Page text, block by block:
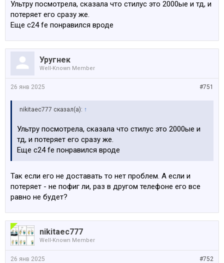
Ультру посмотрела, сказала что стилус это 2000ые и тд, и
потеряет его сразу же.
Еще с24 fe понравился вроде
Уругнек
Well-Known Member
#751
26 янв 2025
nikitaec777 сказал(а): ↑
Ультру посмотрела, сказала что стилус это 2000ые и
тд, и потеряет его сразу же.
Еще с24 fe понравился вроде
Так если его не доставать то нет проблем. А если и
потеряет - не пофиг ли, раз в другом телефоне его все
равно не будет?
nikitaec777
Well-Known Member
#752
26 янв 2025